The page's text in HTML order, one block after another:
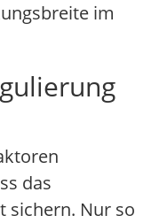
im
das
sichern. Nur so